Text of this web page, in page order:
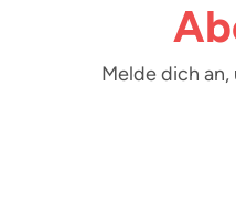
Melde dich